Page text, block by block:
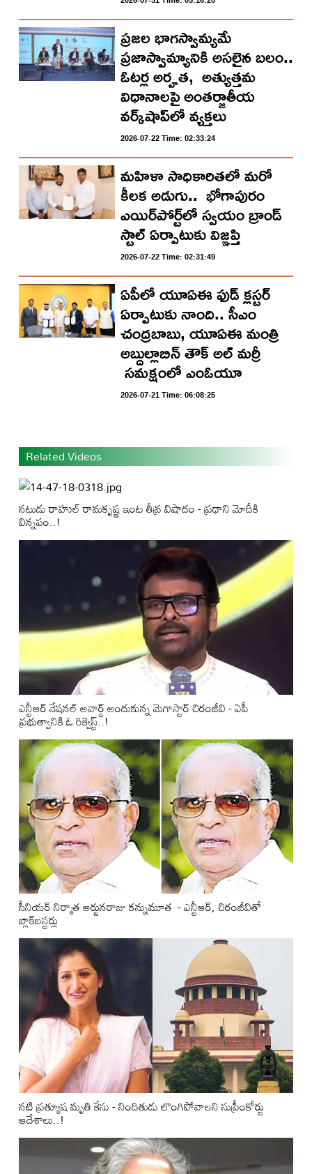
ప్ర‌జ‌ల భాగ‌స్వామ్య‌మే
ప్రజాస్వామ్యానికి అస‌లైన బ‌లం..
ఓట‌ర్ల అర్హ‌త‌, అత్యుత్త‌మ
విధానాల‌పై అంతర్జాతీయ
వ‌ర్క్‌షాప్‌లో వ్యక్తలు
2026-07-22 Time: 02:33:24
మ‌హిళా సాధికారిత‌లో మ‌రో
కీల‌క అడుగు.. భోగాపురం
ఎయిర్‌పోర్ట్‌లో స్వ‌యం బ్రాండ్
స్టాల్ ఏర్పాటుకు విజ్ఞ‌ప్తి
2026-07-22 Time: 02:31:49
ఏపీలో యూఏఈ ఫుడ్ క్లస్టర్
ఏర్పాటుకు నాంది.. సీఎం
చంద్రబాబు, యూఏఈ మంత్రి
అబ్దుల్లాబిన్ తౌక్ అల్ మర్రీ
సమక్షంలో ఎంఓయూ
2026-07-21 Time: 06:08:25
Related Videos
నటుడు రాహుల్ రామకృష్ణ ఇంట తీవ్ర విషాదం - ప్రధాని మోదీకి
విన్నపం..!
ఎన్టీఆర్ నేషనల్ అవార్డ్ అందుకున్న మెగాస్టార్ చిరంజీవి - ఏపీ
ప్రభుత్వానికి ఓ రిక్వెస్ట్..!
సీనియర్ నిర్మాత అర్జునరాజు కన్నుమూత - ఎన్టీఆర్, చిరంజీవితో
బ్లాక్‌బస్టర్లు
నటి ప్రత్యూష మృతి కేసు - నిందితుడు లొంగిపోవాలని సుప్రీంకోర్టు
ఆదేశాలు..!